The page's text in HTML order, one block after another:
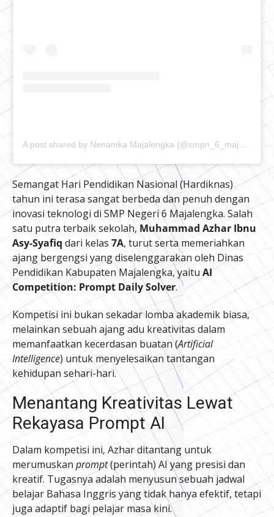
Semangat Hari Pendidikan Nasional (Hardiknas)
tahun ini terasa sangat berbeda dan penuh dengan
inovasi teknologi di SMP Negeri 6 Majalengka. Salah
satu putra terbaik sekolah, Muhammad Azhar Ibnu
Asy-Syafiq dari kelas 7A, turut serta memeriahkan
ajang bergengsi yang diselenggarakan oleh Dinas
Pendidikan Kabupaten Majalengka, yaitu AI
Competition: Prompt Daily Solver.
Kompetisi ini bukan sekadar lomba akademik biasa,
melainkan sebuah ajang adu kreativitas dalam
memanfaatkan kecerdasan buatan (Artificial
Intelligence) untuk menyelesaikan tantangan
kehidupan sehari-hari.
Menantang Kreativitas Lewat
Rekayasa Prompt AI
Dalam kompetisi ini, Azhar ditantang untuk
merumuskan prompt(perintah) AI yang presisi dan
kreatif. Tugasnya adalah menyusun sebuah jadwal
belajar Bahasa Inggris yang tidak hanya efektif, tetapi
juga adaptif bagi pelajar masa kini.